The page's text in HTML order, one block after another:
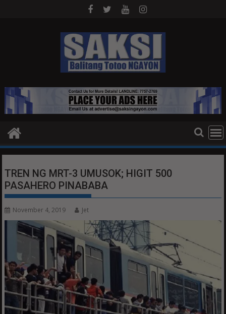
TREN NG MRT-3 UMUSOK; HIGIT 500
PASAHERO PINABABA
November 4, 2019 Jet